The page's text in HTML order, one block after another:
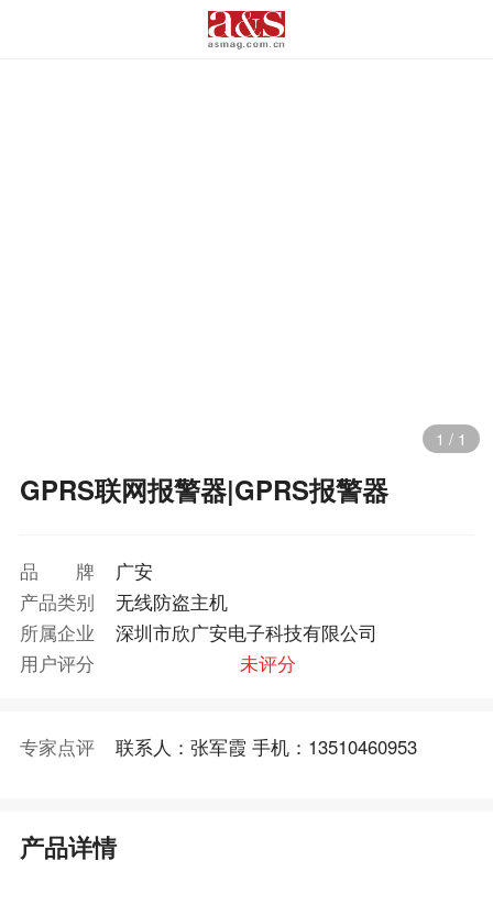
1 / 1
GPRS联网报警器|GPRS报警器
品牌
广安
产品类别
无线防盗主机
所属企业
深圳市欣广安电子科技有限公司
用户评分
未评分
专家点评 联系人：张军霞 手机：13510460953
产品详情